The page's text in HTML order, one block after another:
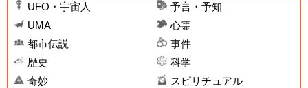
UFO・宇宙人
予言・予知
UMA
心霊
都市伝説
事件
歴史
科学
奇妙
スピリチュアル